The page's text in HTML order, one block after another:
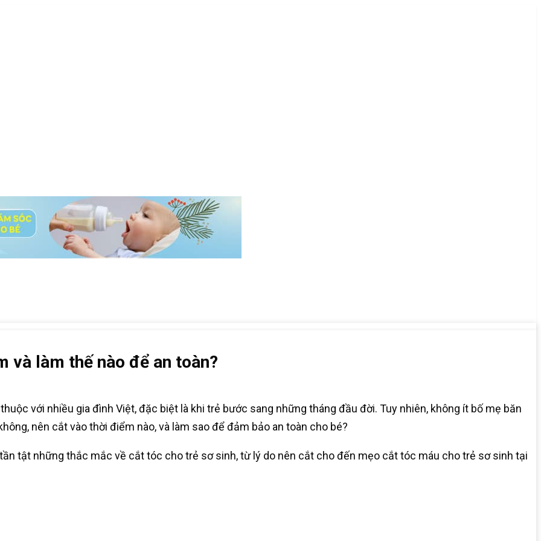
và làm thế nào để an toàn?
với nhiều gia đình Việt, đặc biệt là khi trẻ bước sang những tháng đầu đời. Tuy nhiên, không ít bố mẹ băn
nên cắt vào thời điểm nào, và làm sao để đảm bảo an toàn cho bé?
tật những thắc mắc về cắt tóc cho trẻ sơ sinh, từ lý do nên cắt cho đến mẹo cắt tóc máu cho trẻ sơ sinh tại